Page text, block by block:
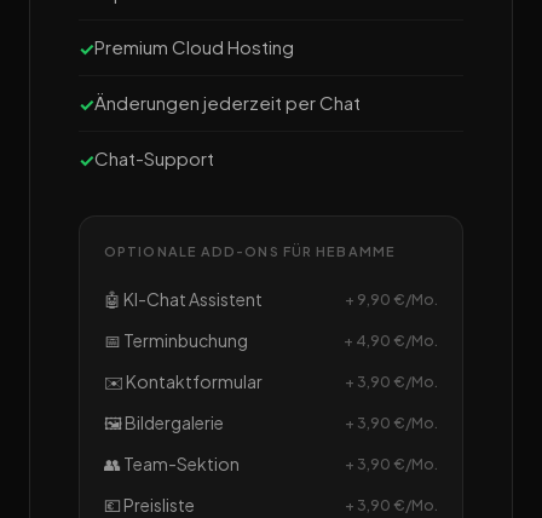
Premium Cloud Hosting
Änderungen jederzeit per Chat
Chat-Support
OPTIONALE ADD-ONS FÜR HEBAMME
🤖 KI-Chat Assistent + 9,90 €/Mo.
📅 Terminbuchung + 4,90 €/Mo.
✉️ Kontaktformular + 3,90 €/Mo.
🖼️ Bildergalerie + 3,90 €/Mo.
👥 Team-Sektion + 3,90 €/Mo.
💶 Preisliste + 3,90 €/Mo.